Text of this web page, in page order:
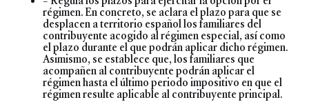
régimen. En concreto, se aclara el plazo para que se
desplacen a territorio español los familiares del
contribuyente acogido al régimen especial, así como
el plazo durante el que podrán aplicar dicho régimen.
Asimismo, se establece que, los familiares que
acompañen al contribuyente podrán aplicar el
régimen hasta el último periodo impositivo en que el
régimen resulte aplicable al contribuyente principal.